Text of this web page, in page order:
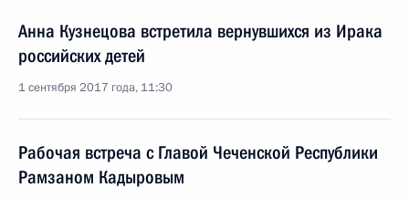
Анна Кузнецова встретила вернувшихся из Ирака
российских детей
1 сентября 2017 года, 11:30
Рабочая встреча с Главой Чеченской Республики
Рамзаном Кадыровым